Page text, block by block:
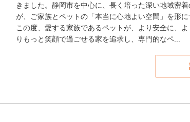
きました。静岡市を中心に、長く培った深い地域密
が、ご家族とペットの「本当に心地よい空間」を形に
この度、愛する家族であるペットが、より安全に、
りもっと笑顔で過ごせる家を追求し、専門的なペ...